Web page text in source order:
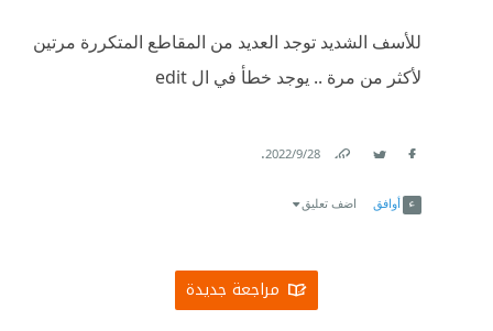
للأسف الشديد توجد العديد من المقاطع المتكررة مرتين
لأكثر من مرة .. يوجد خطأ في ال edit
28‏/9‏/2022
.
أوافق اضف تعليق
مراجعة جديدة